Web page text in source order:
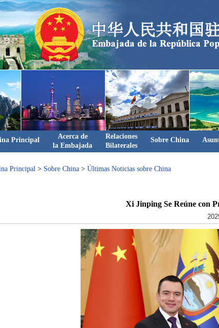
Principal
Acerca de
la Embajada
Relaciones
Bilaterales
Sobre China
Principal > Sobre China > Últimas Noticias sobre China
Xi Jinping Se Reúne con